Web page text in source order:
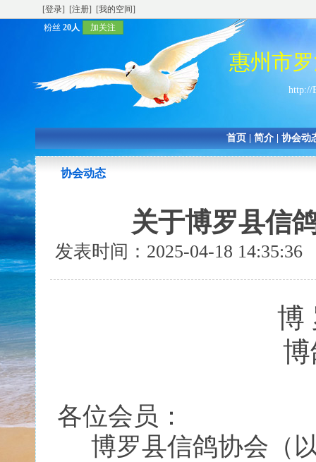
[登录] [注册]
[我的空间]
粉丝 20人 加关注
惠州市
http://
首页 简介 协会动
协会动态
关于博罗县信
发表时间：2025-04-18
博
博
各位会员：
博罗县信鸽协会（